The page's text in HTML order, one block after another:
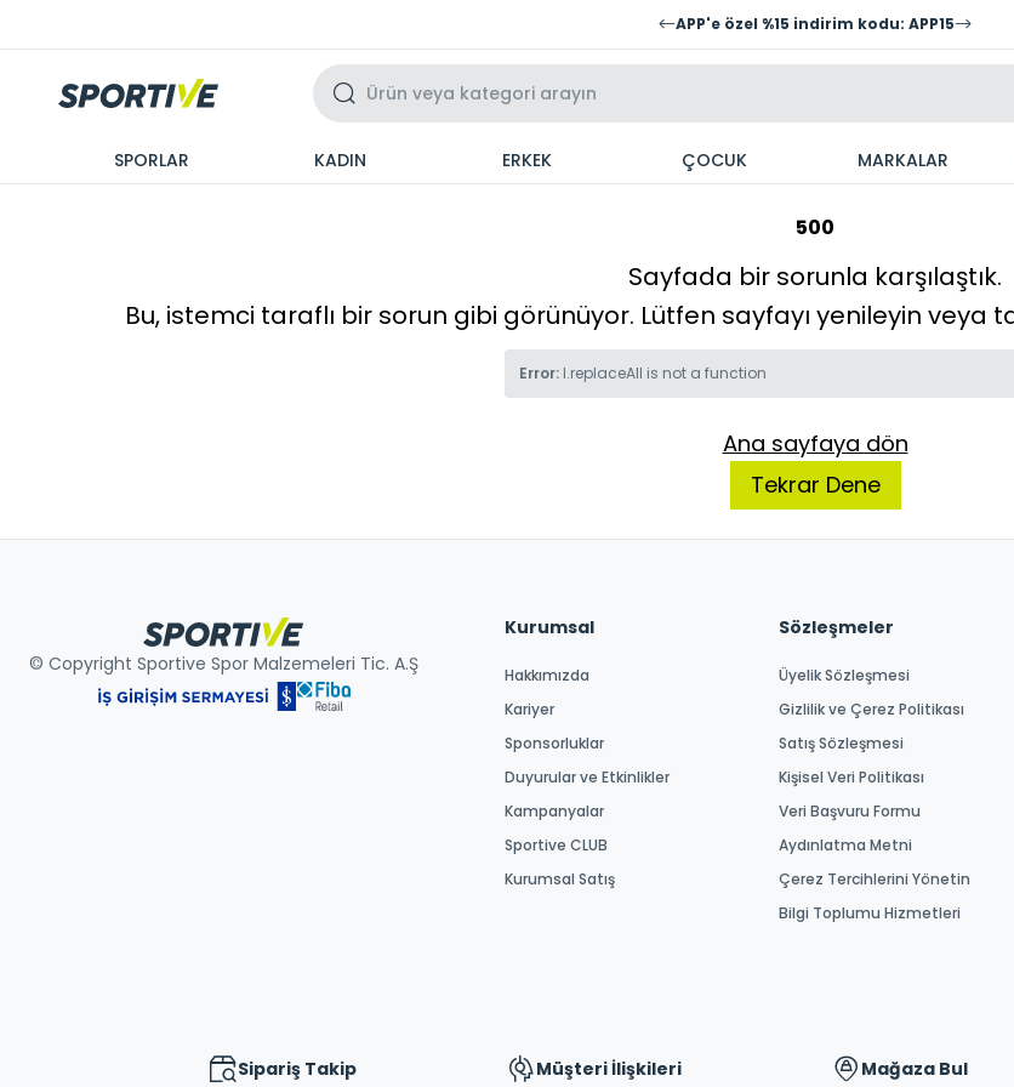
APP'e özel %15 indirim kodu: APP15
SPORLAR KADIN ERKEK ÇOCUK MARKALAR
500
Sayfada bir sorunla karşılaştık.
Bu, istemci taraflı bir sorun gibi görünüyor. Lütfen sayfayı yenileyin veya
Error: l.replaceAll is not a function
Ana sayfaya dön
Tekrar Dene
© Copyright Sportive Spor Malzemeleri Tic. A.Ş
Kurumsal
Hakkımızda
Kariyer
Sponsorluklar
Duyurular ve Etkinlikler
Kampanyalar
Sportive CLUB
Kurumsal Satış
Sözleşmeler
Üyelik Sözleşmesi
Gizlilik ve Çerez Politikası
Satış Sözleşmesi
Kişisel Veri Politikası
Veri Başvuru Formu
Aydınlatma Metni
Çerez Tercihlerini Yönetin
Bilgi Toplumu Hizmetleri
Sipariş Takip Müşteri İlişkileri Mağaza Bul